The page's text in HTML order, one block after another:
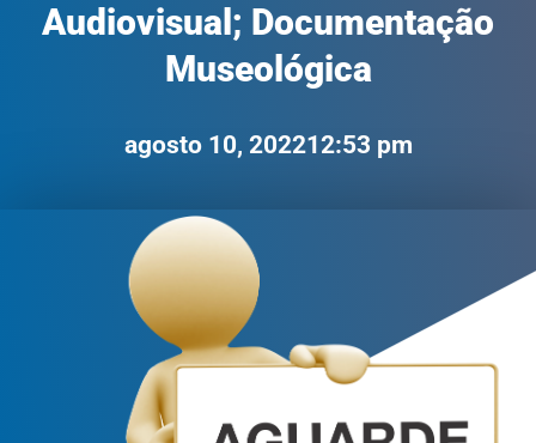
Audiovisual; Documentação
Museológica
agosto 10, 202212:53 pm